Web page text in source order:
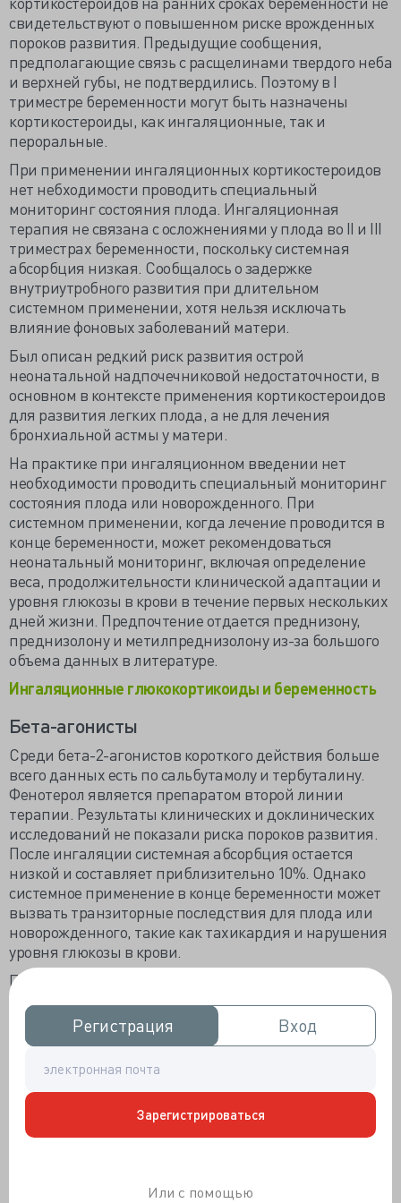
Регистрация
Регистрация Вход
Вход
Зарегистрироваться
Или с помощью
свидетельствуют о повышенном риске врожденных
пороков развития. Предыдущие сообщения,
предполагающие связь с расщелинами твердого неба
и верхней губы, не подтвердились. Поэтому в I
триместре беременности могут быть назначены
кортикостероиды, как ингаляционные, так и
пероральные.
При применении ингаляционных кортикостероидов
нет небходимости проводить специальный
мониторинг состояния плода. Ингаляционная
терапия не связана с осложнениями у плода во II и III
триместрах беременности, поскольку системная
абсорбция низкая. Сообщалось о задержке
внутриутробного развития при длительном
системном применении, хотя нельзя исключать
влияние фоновых заболеваний матери.
Был описан редкий риск развития острой
неонатальной надпочечниковой недостаточности, в
основном в контексте применения кортикостероидов
для развития легких плода, а не для лечения
бронхиальной астмы у матери.
На практике при ингаляционном введении нет
необходимости проводить специальный мониторинг
состояния плода или новорожденного. При
системном применении, когда лечение проводится в
конце беременности, может рекомендоваться
неонатальный мониторинг, включая определение
веса, продолжительности клинической адаптации и
уровня глюкозы в крови в течение первых нескольких
дней жизни. Предпочтение отдается преднизону,
преднизолону и метилпреднизолону из-за большого
объема данных в литературе.
Ингаляционные глюкокортикоиды и беременность
Бета-агонисты
Среди бета-2-агонистов короткого действия больше
всего данных есть по сальбутамолу и тербуталину.
Фенотерол является препаратом второй линии
терапии. Результаты клинических и доклинических
исследований не показали риска пороков развития.
После ингаляции системная абсорбция остается
низкой и составляет приблизительно 10%. Однако
системное применение в конце беременности может
вызвать транзиторные последствия для плода или
новорожденного, такие как тахикардия и нарушения
уровня глюкозы в крови.
При терапевтическом подходе приоритетное
внимание должно уделяться поддержанию
стабильности дыхания. При первой линии терапии
предпочтение отдается молекулам с наиболее
фармакокинетическим профилем, который
способствует минимальному системному
первой линии терапии, которые можно применять